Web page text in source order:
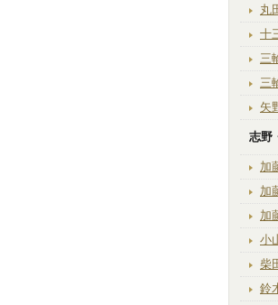
丸
十
三
三
矢
志野
加
加
加
小
柴
鈴